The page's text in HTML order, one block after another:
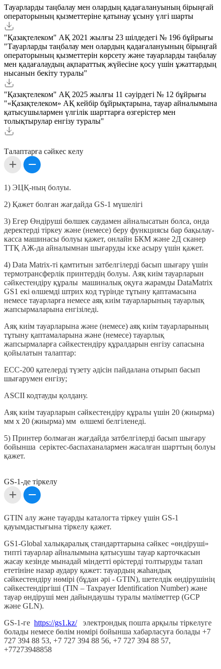
Тауарларды таңбалау мен олардың қадағалануының бірыңғай
операторының қызметтеріне қатынау ұсыну үлгі шарты
"Қазақтелеком" АҚ 2021 жылғы 23 шілдедегі № 196 бұйрығы
"Тауарларды таңбалау мен олардың қадағалануының бірыңғай
операторының қызметтерін көрсету және тауарларды таңбалау
мен қадағалаудың ақпараттық жүйесіне қосу үшін ұжаттардың
нысанын бекіту туралы"
"Қазақтелеком" АҚ 2025 жылғы 11 сәуірдегі № 12 бұйрығы
"«Қазақтелеком» АҚ кейбір бұйрықтарына, тауар айналымына
қатысушылармен үлгілік шарттарға өзгерістер мен
толықтырулар енгізу туралы"
Талаптарға сәйкес келу
1) ЭЦҚ-ның болуы.
2) Қажет болған жағдайда GS-1 мүшелігі
3) Егер Өндіруші бөлшек саудамен айналысатын болса, онда
деректерді тіркеу және (немесе) беру функциясы бар бақылау-
касса машинасы болуы қажет, онлайн БКМ және 2Д сканер
ТТҚ АЖ-да айналымнан шығаруды іске асыру үшін қажет.
4) Data Matrix-ті қамтитын затбелгілерді басып шығару үшін
термотрансферлік принтердің болуы. Аяқ киім тауарларын
сәйкестендіру құралы машиналық оқуға жарамды DataMatrix
GS1 екі өлшемді штрих код түрінде тұтыну қаптамасына
немесе тауарларға немесе аяқ киім тауарларының тауарлық
жапсырмаларына енгізіледі.
Аяқ киім тауарларына және (немесе) аяқ киім тауарларының
тұтыну қаптамаларына және (немесе) тауарлық
жапсырмаларға сәйкестендіру құралдарын енгізу сапасына
қойылатын талаптар:
ЕСС-200 қателерді түзету әдісін пайдалана отырып басып
шығарумен енгізу;
ASCII кодтауды қолдану.
Аяқ киім тауарларын сәйкестендіру құралы үшін 20 (жиырма)
мм х 20 (жиырма) мм өлшемі белгіленеді.
5) Принтер болмаған жағдайда затбелгілерді басып шығару
бойынша серіктес-баспаханалармен жасалған шарттың болуы
қажет.
GS-1-де тіркелу
GTIN алу және тауарды каталогта тіркеу үшін GS-1
қауымдастығына тіркелу қажет.
GS1-Global халықаралық стандарттарына сәйкес «өндіруші»
типті тауарлар айналымына қатысушы тауар карточкасын
жасау кезінде мынадай міндетті өрістерді толтыруды талап
ететініне назар аудару қажет: тауардың жаһандық
сәйкестендіру нөмірі (бұдан әрі - GTIN), шетелдік өндірушінің
сәйкестендіргіші (TIN – Taxpayer Identification Number) және
тауар өндіруші мен дайындаушы туралы мәліметтер (GCP
және GLN).
GS-1-ге https://gs1.kz/электрондық пошта арқылы тіркелуге
болады немесе бөлім нөмірі бойынша хабарласуға болады +7
727 394 88 53, +7 727 394 88 56, +7 727 394 88 57,
+77273948858